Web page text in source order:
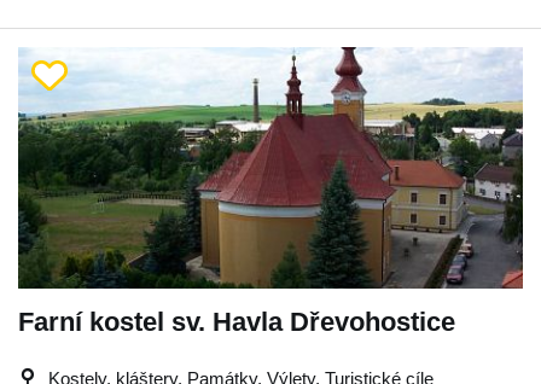
Farní kostel sv. Havla Dřevohostice
Kostely, kláštery, Památky, Výlety, Turistické cíle